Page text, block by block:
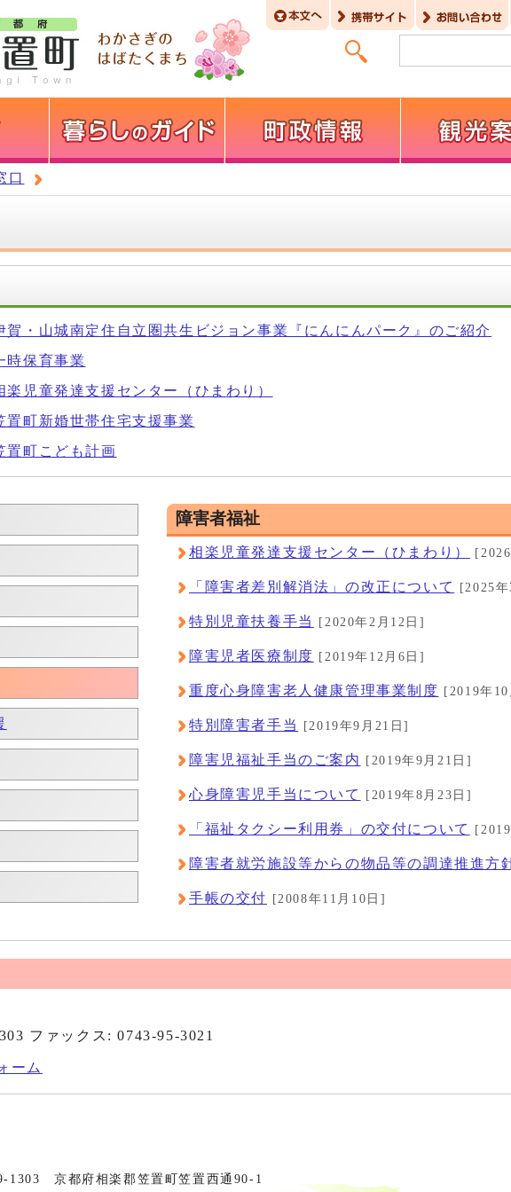
口
賀・山城南定住自立圏共生ビジョン事業『にんにんパーク』のご紹介
時保育事業
楽児童発達支援センター（ひまわり）
置町新婚世帯住宅支援事業
置町こども計画
障害者福祉
相楽児童発達支援センター（ひまわり）
「障害者差別解消法」の改正について [2025
特別児童扶養手当 [2020年2月12日]
障害児者医療制度 [2019年12月6日]
重度心身障害老人健康管理事業制度 [2019年
特別障害者手当 [2019年9月21日]
障害児福祉手当のご案内 [2019年9月21日]
心身障害児手当について [2019年8月23日]
「福祉タクシー利用券」の交付について
障害者就労施設等からの物品等の調達推進方
手帳の交付 [2008年11月10日]
ファックス: 0743-95-3021
ーム
1303 京都府相楽郡笠置町笠置西通90-1